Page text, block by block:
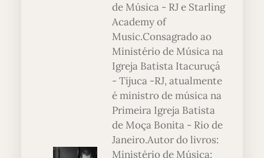
de Música - RJ e Starling
Academy of
Music.Consagrado ao
Ministério de Música na
Igreja Batista Itacuruçá
- Tijuca -RJ, atualmente
é ministro de música na
Primeira Igreja Batista
de Moça Bonita - Rio de
Janeiro.Autor do livros:
Ministério de Música: